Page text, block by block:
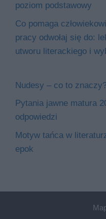
poziom podstawowy
Co pomaga
pracy odwołaj się do:
utworu literackiego i
Nudesy – co to
Pytania jawne matura
odpowiedzi
Motyw tańca w
epok